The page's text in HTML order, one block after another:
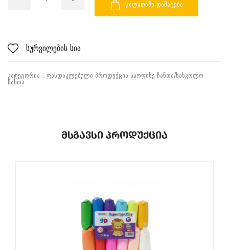
ᲙᲐᲚᲐᲗᲐᲨᲘ ᲓᲐᲛᲐᲢᲔᲑᲐ
სურვილების სია
ᲙᲐᲢᲔᲒᲝᲠᲘᲐ : ᲤᲐᲡᲓᲐᲙᲚᲔᲑᲣᲚᲘ ᲞᲠᲝᲓᲣᲥᲪᲘᲐ ᲡᲐᲝᲤᲘᲡᲔ ᲩᲐᲜᲗᲐ/ᲡᲐᲡᲙᲝᲚᲝ
ᲩᲐᲜᲗᲐ
Მსგავსი Პროდუქცია